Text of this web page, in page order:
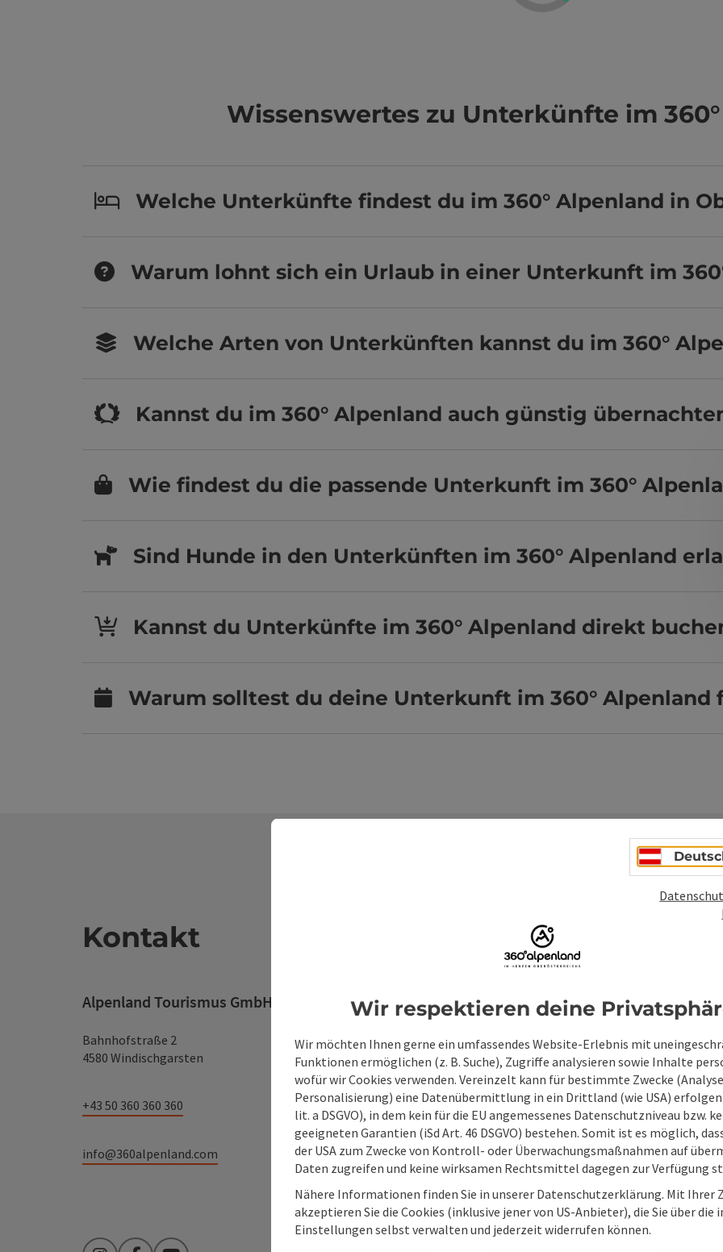
Wissenswertes zu Unterkünfte im
Welche Unterkünfte findest du im 360° Alpenland in
Warum lohnt sich ein Urlaub in einer Unterkunft im
Welche Arten von Unterkünften kannst du im 360°
Kannst du im 360° Alpenland auch günstig
Wie findest du die passende Unterkunft im 360°
Sind Hunde in den Unterkünften im 360° Alpenland
Kannst du Unterkünfte im 360° Alpenland direkt
Warum solltest du deine Unterkunft im 360° Alpenland
Kontakt
Alpenland Tourismus GmbH
Bahnhofstraße 2
4580 Windischgarsten
+43 50 360 360 360
info@360alpenland.com
Unverbindliche
Felder mit sind Pflichtfelder
Vorname Nachname
Unverbindliche Anfrage *
Zum Schutz vor Spam wird Google
personenbezogene Daten (z. B. die IP-
Absenden des Formulars werden die dafür
Wir respektieren deine
Wir möchten Ihnen gerne ein umfassendes Website-Erlebnis mit
Funktionen ermöglichen (z. B. Suche), Zugriffe analysieren sowie Inhalte
wofür wir Cookies verwenden. Vereinzelt kann für bestimmte Zwecke
Personalisierung) eine Datenübermittlung in ein Drittland (wie USA) erfolgen
lit. a DSGVO), in dem kein für die EU angemessenes Datenschutzniveau bzw.
geeigneten Garantien (iSd Art. 46 DSGVO) bestehen. Somit ist es möglich,
der USA zum Zwecke von Kontroll- oder Überwachungsmaßnahmen auf
Daten zugreifen und keine wirksamen Rechtsmittel dagegen zur Verfügung
Nähere Informationen finden Sie in unserer Datenschutzerklärung. Mit Ihrer
akzeptieren Sie die Cookies (inklusive jener von US-Anbieter), die Sie über die
Einstellungen selbst verwalten und jederzeit widerrufen können.